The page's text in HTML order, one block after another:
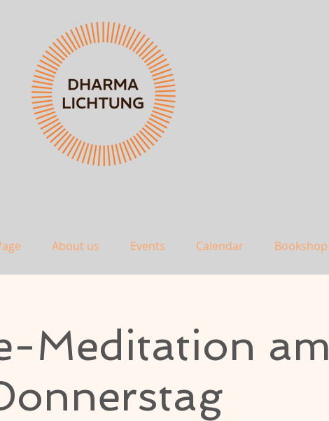
About us Events Calendar Bookshop
Meditation am